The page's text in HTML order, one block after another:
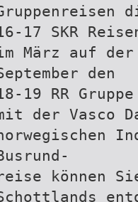
17 SKR
März auf
den
19 RR
der Vasco
können